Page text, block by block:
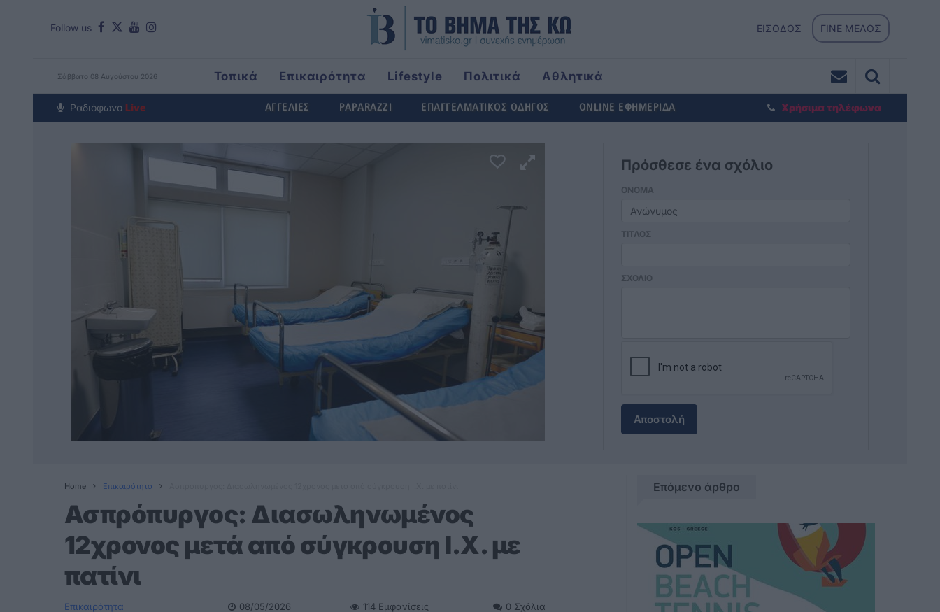
Follow us ΕΙΣΟΔΟΣ ΓΙΝΕ ΜΕΛΟΣ
Σάββατο 08 Αυγούστου 2026 Τοπικά Επικαιρότητα Lifestyle Πολιτικά
Αθλητικά
Around The World
Ραδιόφωνο Live ΑΓΓΕΛΙΕΣ PAPARAZZI ΕΠΑΓΓΕΛΜΑΤΙΚΟΣ ΟΔΗΓΟΣ ONLINE ΕΦΗΜΕΡΙΔΑ Χρήσιμα τηλέφωνα
Πρόσθεσε ένα σχόλιο
ΟΝΟΜΑ
ΤΙΤΛΟΣ
ΣΧΟΛΙΟ
Αποστολή
Home Επικαιρότητα
Ασπρόπυργος: Διασωληνωμένος
12χρονος μετά από σύγκρουση Ι.Χ. με
πατίνι
Επικαιρότητα 08/05/2026 114Εμφανίσεις 0 Σχόλια
Επόμενο άρθρο